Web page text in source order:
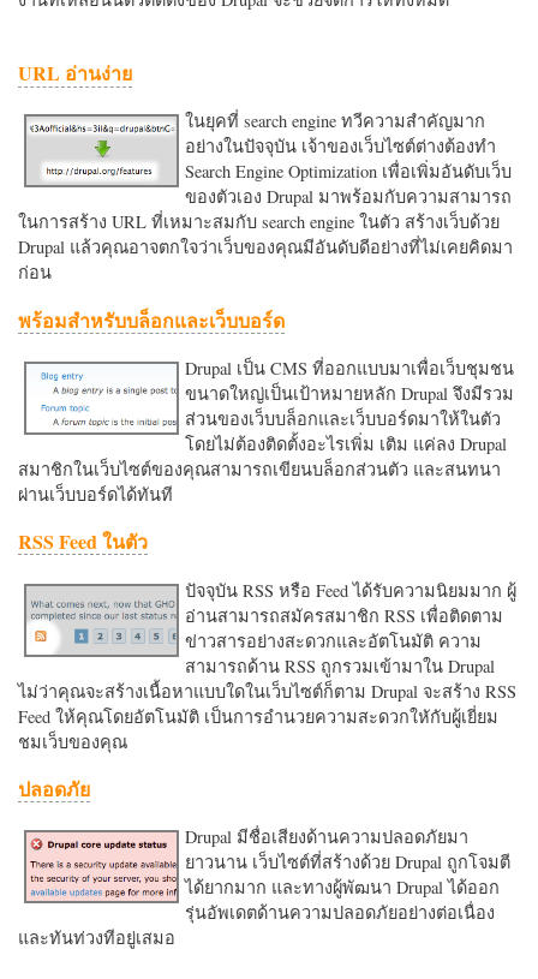
URL อ่านง่าย
ในยุคที่ search engine ทวีความสำคัญมาก
อย่างในปัจจุบัน เจ้าของเว็บไซต์ต่างต้องทำ
Search Engine Optimization เพื่อเพิ่มอันดับเว็บ
ของตัวเอง Drupal มาพร้อมกับความสามารถ
ในการสร้าง URL ที่เหมาะสมกับ search engine ในตัว สร้างเว็บด้วย
Drupal แล้วคุณอาจตกใจว่าเว็บของคุณมีอันดับดีอย่างที่ไม่เคยคิดมา
ก่อน
พร้อมสำหรับบล็อกและเว็บบอร์ด
Drupal เป็น CMS ที่ออกแบบมาเพื่อเว็บชุมชน
ขนาดใหญ่เป็นเป้าหมายหลัก Drupal จึงมีรวม
ส่วนของเว็บบล็อกและเว็บบอร์ดมาให้ในตัว
โดยไม่ต้องติดตั้งอะไรเพิ่ม เติม แค่ลง Drupal
สมาชิกในเว็บไซต์ของคุณสามารถเขียนบล็อกส่วนตัว และสนทนา
ผ่านเว็บบอร์ดได้ทันที
RSS Feed ในตัว
ปัจจุบัน RSS หรือ Feed ได้รับความนิยมมาก ผู้
อ่านสามารถสมัครสมาชิก RSS เพื่อติดตาม
ข่าวสารอย่างสะดวกและอัตโนมัติ ความ
สามารถด้าน RSS ถูกรวมเข้ามาใน Drupal
ไม่ว่าคุณจะสร้างเนื้อหาแบบใดในเว็บไซต์ก็ตาม Drupal จะสร้าง RSS
Feed ให้คุณโดยอัตโนมัติ เป็นการอำนวยความสะดวกใหักับผู้เยี่ยม
ชมเว็บของคุณ
ปลอดภัย
Drupal มีชื่อเสียงด้านความปลอดภัยมา
ยาวนาน เว็บไซต์ที่สร้างด้วย Drupal ถูกโจมตี
ได้ยากมาก และทางผู้พัฒนา Drupal ได้ออก
รุ่นอัพเดตด้านความปลอดภัยอย่างต่อเนื่อง
และทันท่วงทีอยู่เสมอ